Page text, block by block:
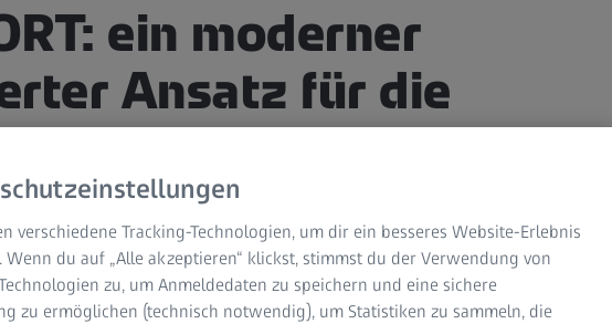
ein moderner
Ansatz für die
von
Spine Week 2021 (Aufzeichnung)
verschiedene Tracking-Technologien, um dir ein besseres Website-Erlebnis
Wenn du auf „Alle akzeptieren“ klickst, stimmst du der Verwendung von
zu, um Anmeldedaten zu speichern und eine sichere
zu ermöglichen (technisch notwendig), um Statistiken zu sammeln, die